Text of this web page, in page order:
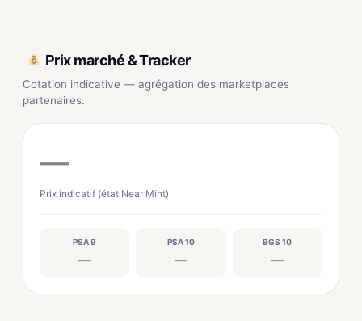
Prix marché & Tracker
Cotation indicative — agrégation des marketplaces
partenaires.
—
Prix indicatif (état Near Mint)
PSA 9
—
PSA 10
—
BGS 10
—